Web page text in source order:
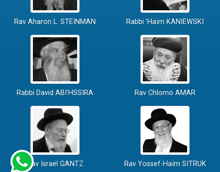
Rav Aharon L. STEINMAN Rabbi 'Haïm KANIEWSKI
Rabbi David ABI'HSSIRA Rav Chlomo AMAR
Rav Israël GANTZ Rav Yossef-Haïm SITRUK